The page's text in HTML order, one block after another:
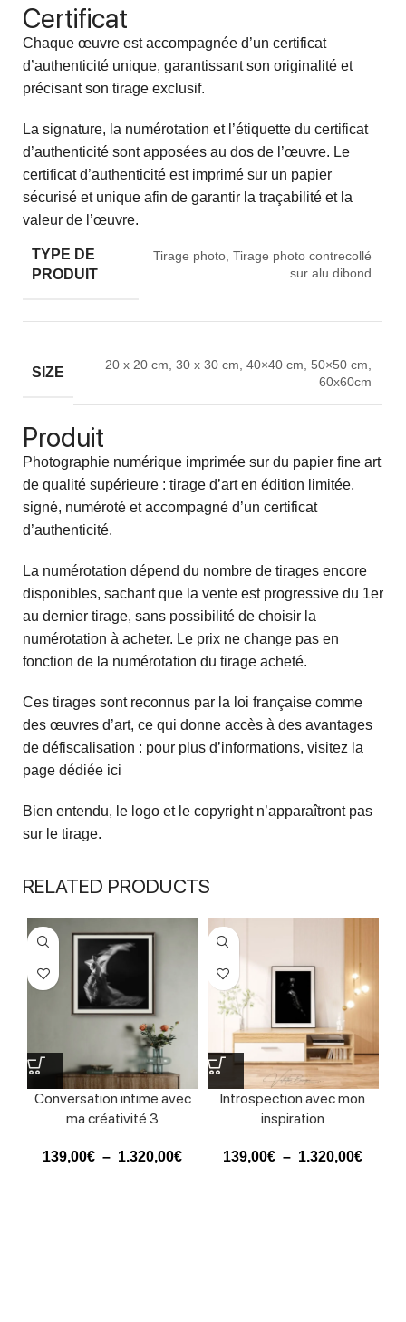
Certificat
Chaque œuvre est accompagnée d’un certificat
d’authenticité unique, garantissant son originalité et
précisant son tirage exclusif.
La signature, la numérotation et l’étiquette du certificat
d’authenticité sont apposées au dos de l’œuvre. Le
certificat d’authenticité est imprimé sur un papier
sécurisé et unique afin de garantir la traçabilité et la
valeur de l’œuvre.
TYPE DE
PRODUIT
Tirage photo, Tirage photo contrecollé
sur alu dibond
SIZE
20 x 20 cm 30 x 30 cm 40×40 cm 50×50 cm
60x60cm
Produit
Photographie numérique imprimée sur du papier fine art
de qualité supérieure : tirage d’art en édition limitée,
signé, numéroté et accompagné d’un certificat
d’authenticité.
La numérotation dépend du nombre de tirages encore
disponibles, sachant que la vente est progressive du 1er
au dernier tirage, sans possibilité de choisir la
numérotation à acheter. Le prix ne change pas en
fonction de la numérotation du tirage acheté.
Ces tirages sont reconnus par la loi française comme
des œuvres d’art, ce qui donne accès à des avantages
de défiscalisation : pour plus d’informations, visitez la
page dédiée ici
Bien entendu, le logo et le copyright n’apparaîtront pas
sur le tirage.
RELATED PRODUCTS
Conversation intime avec
ma créativité 3
139,00€ – 1.320,00€
Introspection avec mon
inspiration
139,00€ – 1.320,00€